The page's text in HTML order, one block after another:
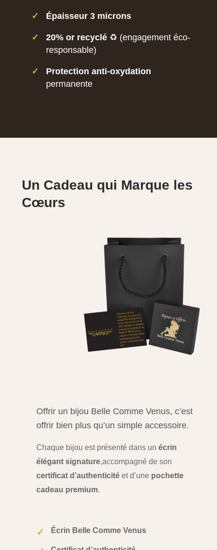
✓ Épaisseur 3 microns
✓ 20% or recyclé♻️ (engagement éco-
responsable)
✓
Protection anti-oxydation
permanente
Un Cadeau qui Marque les
Cœurs
Offrir un bijou Belle Comme Venus, c’est
offrir bien plus qu’un simple accessoire.
Chaque bijou est présenté dans un écrin
élégant signature,accompagné de son
certificat d’authenticitéet d’une pochette
cadeau premium.
✓ Écrin Belle Comme Venus